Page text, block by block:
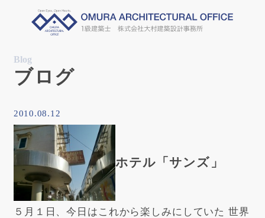
Blog
ブログ
2010.08.12
ホテル「サンズ」
５月１日、今日はこれから楽しみにしていた 世界